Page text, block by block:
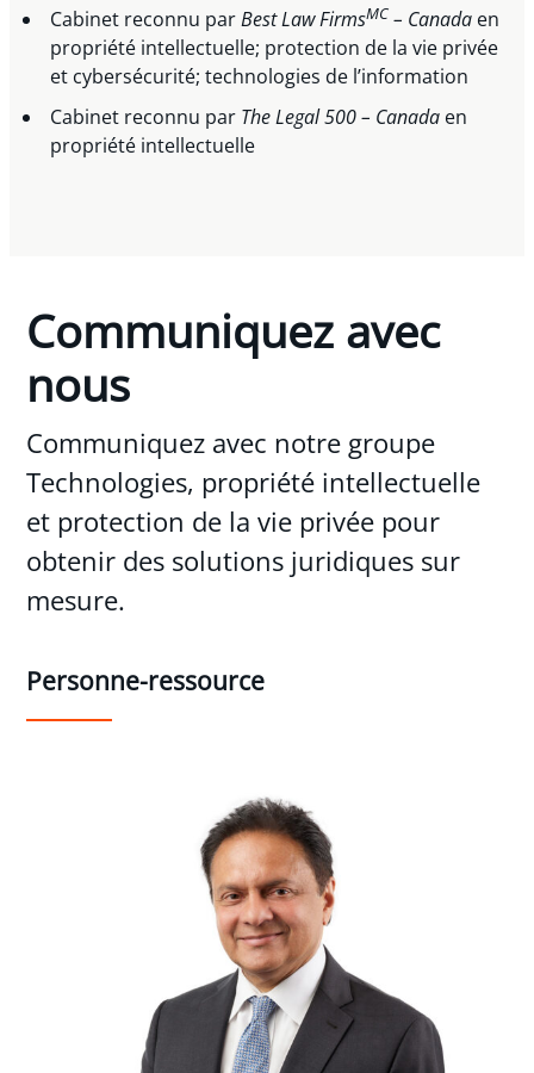
Cabinet reconnu parBest Law FirmsMC – Canada en
propriété intellectuelle; protection de la vie privée
et cybersécurité; technologies de l’information
Cabinet reconnu par The Legal 500 – Canada en
propriété intellectuelle
Communiquez avec
nous
Communiquez avec notre groupe
Technologies, propriété intellectuelle
et protection de la vie privée pour
obtenir des solutions juridiques sur
mesure.
Personne-ressource